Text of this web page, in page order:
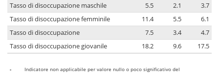
Tasso di disoccupazione maschile 5.5 2.1
3.7
Tasso di disoccupazione femminile
11.4 5.5
6.1
Tasso di disoccupazione
7.5 3.4
4.7
Tasso di disoccupazione giovanile
18.2 9.6 17.5
-
Indicatore non applicabile per valore nullo o poco significativo del